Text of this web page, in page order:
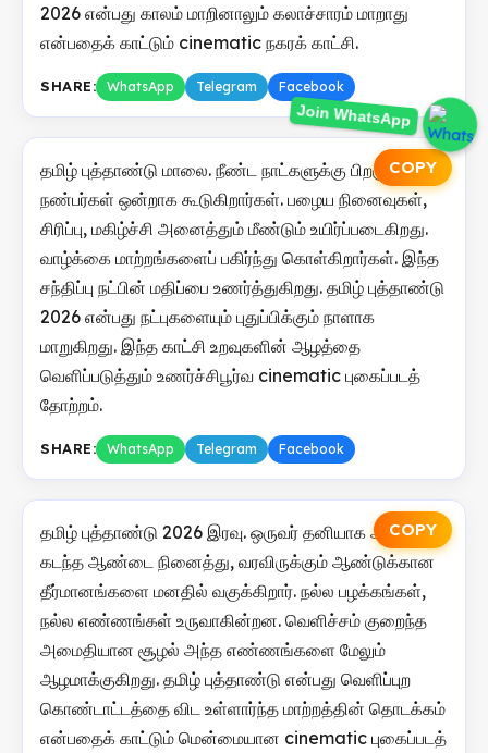
Join WhatsApp
2026 என்பது காலம் மாறினாலும் கலாச்சாரம் மாறாது
என்பதைக் காட்டும் cinematic நகரக் காட்சி.
SHARE: WhatsApp Telegram Facebook
COPY
தமிழ் புத்தாண்டு மாலை. நீண்ட நாட்களுக்கு பிறகு
நண்பர்கள் ஒன்றாக கூடுகிறார்கள். பழைய நினைவுகள்,
சிரிப்பு, மகிழ்ச்சி அனைத்தும் மீண்டும் உயிர்ப்படைகிறது.
வாழ்க்கை மாற்றங்களைப் பகிர்ந்து கொள்கிறார்கள். இந்த
சந்திப்பு நட்பின் மதிப்பை உணர்த்துகிறது. தமிழ் புத்தாண்டு
2026 என்பது நட்புகளையும் புதுப்பிக்கும் நாளாக
மாறுகிறது. இந்த காட்சி உறவுகளின் ஆழத்தை
வெளிப்படுத்தும் உணர்ச்சிபூர்வ cinematic புகைப்படத்
தோற்றம்.
SHARE: WhatsApp Telegram Facebook
COPY
தமிழ் புத்தாண்டு 2026 இரவு. ஒருவர் தனியாக அமர்ந்து
கடந்த ஆண்டை நினைத்து, வரவிருக்கும் ஆண்டுக்கான
தீர்மானங்களை மனதில் வகுக்கிறார். நல்ல பழக்கங்கள்,
நல்ல எண்ணங்கள் உருவாகின்றன. வெளிச்சம் குறைந்த
அமைதியான சூழல் அந்த எண்ணங்களை மேலும்
ஆழமாக்குகிறது. தமிழ் புத்தாண்டு என்பது வெளிப்புற
கொண்டாட்டத்தை விட உள்ளார்ந்த மாற்றத்தின் தொடக்கம்
என்பதைக் காட்டும் மென்மையான cinematic புகைப்படத்